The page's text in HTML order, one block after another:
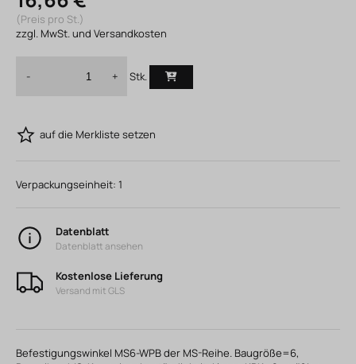
(Preis pro St.)
zzgl. MwSt. und Versandkosten
- + Stk.
auf die Merkliste setzen
Verpackungseinheit: 1
Datenblatt
Datenblatt ansehen
Kostenlose Lieferung
Versand mit GLS
Befestigungswinkel MS6-WPB der MS-Reihe. Baugröße=6,